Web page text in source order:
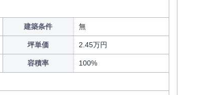
建築条件 無
坪単価 2.45万円
容積率 100%